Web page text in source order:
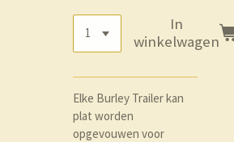
In
winkelwagen
Elke Burley Trailer kan
plat worden
opgevouwen voor